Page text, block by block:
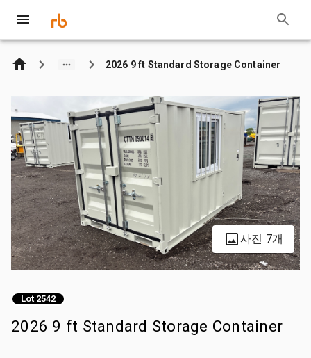
2026 9 ft Standard Storage Container
사진 7개
Lot 2542
2026 9 ft Standard Storage Container